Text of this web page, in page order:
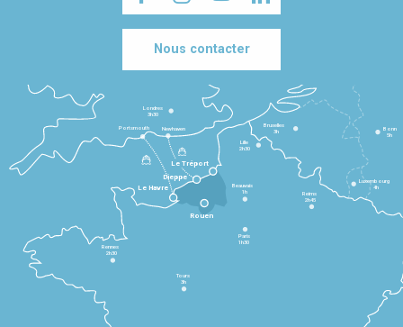
Nous contacter
Le Havre
Dieppe
Le Tréport
Rennes
2h30
Tours
3h
Paris
1h30
Beauvais
1h
Reims
2h45
Lille
2h30
Bruxelles
3h
Londres
3h30
Newhaven
Portsmouth
Bonn
5h
Luxembourg
4h
Rouen